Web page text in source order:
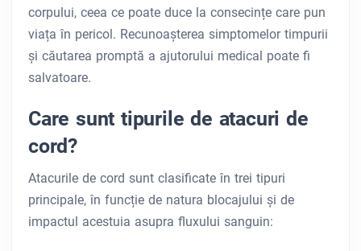
corpului, ceea ce poate duce la consecințe care pun
viața în pericol. Recunoașterea simptomelor timpurii
și căutarea promptă a ajutorului medical poate fi
salvatoare.
Care sunt tipurile de atacuri de
cord?
Atacurile de cord sunt clasificate în trei tipuri
principale, în funcție de natura blocajului și de
impactul acestuia asupra fluxului sanguin: